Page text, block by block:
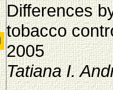
Differences
tobacco
2005
Tatiana I.